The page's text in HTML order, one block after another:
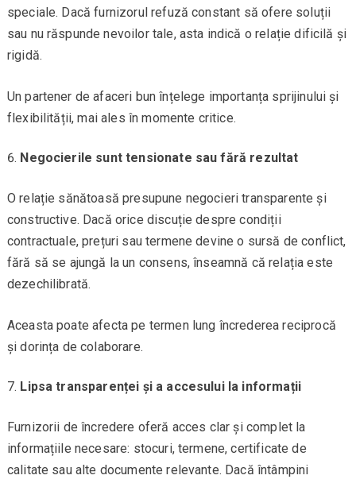
speciale. Dacă furnizorul refuză constant să ofere soluții
sau nu răspunde nevoilor tale, asta indică o relație dificilă și
rigidă.
Un partener de afaceri bun înțelege importanța sprijinului și
flexibilității, mai ales în momente critice.
Negocierile sunt tensionate sau fără rezultat
O relație sănătoasă presupune negocieri transparente și
constructive. Dacă orice discuție despre condiții
contractuale, prețuri sau termene devine o sursă de conflict,
fără să se ajungă la un consens, înseamnă că relația este
dezechilibrată.
Aceasta poate afecta pe termen lung încrederea reciprocă
și dorința de colaborare.
Lipsa transparenței și a accesului la informații
Furnizorii de încredere oferă acces clar și complet la
informațiile necesare: stocuri, termene, certificate de
calitate sau alte documente relevante. Dacă întâmpini